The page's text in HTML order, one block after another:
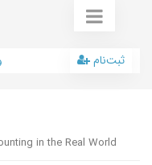
ثبت‌نام
in the Real World